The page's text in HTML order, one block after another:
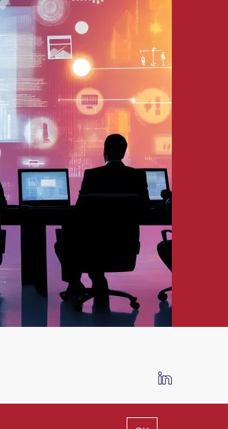
IMPRESSUM DATENSCHUTZ AGB